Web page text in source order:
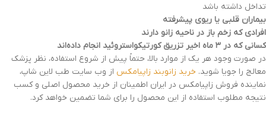
تداخل داشته باشد
بیماران قلبی یا ریوی پیشرفته
افرادی که زخم باز در ناحیه زانو دارند
کسانی که در ۳ ماه اخیر تزریق کورتیکواستروئید انجام داده‌اند
در صورت وجود هر یک از موارد بالا، حتماً پیش از شروع استفاده، نظر پزشک
معالج را جویا شوید. خرید زانوبند زاپیامکس از وب سایت طب لاین شاپ،
نماینده فروش زاپیامکس در ایران اطمینان از خرید محصول اصلی و کسب
نتیجه مطلوب استفاده از این محصول را برای شما تضمین خواهد کرد.